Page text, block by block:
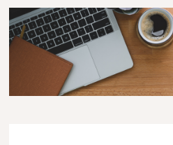
作品例
手作りオーダー家具
店舗案内
お問い合わせ